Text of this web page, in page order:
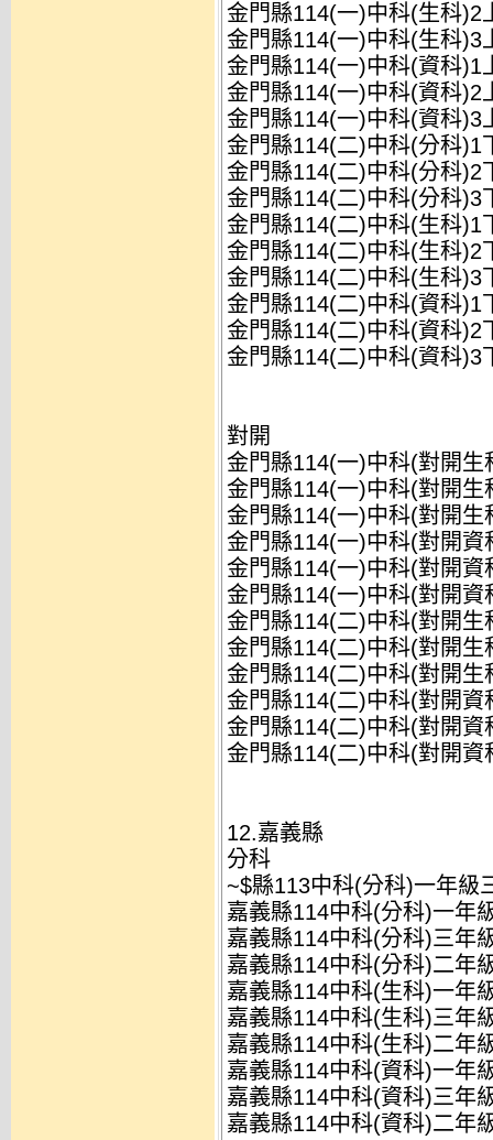
金門縣114(一)中科(生科)2
金門縣114(一)中科(生科)3
金門縣114(一)中科(資科)1
金門縣114(一)中科(資科)2
金門縣114(一)中科(資科)3
金門縣114(二)中科(分科)1
金門縣114(二)中科(分科)2
金門縣114(二)中科(分科)3
金門縣114(二)中科(生科)1
金門縣114(二)中科(生科)2
金門縣114(二)中科(生科)3
金門縣114(二)中科(資科)1
金門縣114(二)中科(資科)2
金門縣114(二)中科(資科)3
對開
金門縣114(一)中科(對開
金門縣114(一)中科(對開
金門縣114(一)中科(對開
金門縣114(一)中科(對開
金門縣114(一)中科(對開
金門縣114(一)中科(對開
金門縣114(二)中科(對開
金門縣114(二)中科(對開
金門縣114(二)中科(對開
金門縣114(二)中科(對開
金門縣114(二)中科(對開
金門縣114(二)中科(對開
12.嘉義縣
分科
~$縣113中科(分科)一年級
嘉義縣114中科(分科)一年
嘉義縣114中科(分科)三年
嘉義縣114中科(分科)二年
嘉義縣114中科(生科)一年
嘉義縣114中科(生科)三年
嘉義縣114中科(生科)二年
嘉義縣114中科(資科)一年
嘉義縣114中科(資科)三年
嘉義縣114中科(資科)二年